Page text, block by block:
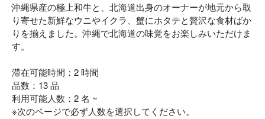
沖縄県産の極上和牛と、北海道出身のオーナーが地元から取
り寄せた新鮮なウニやイクラ、蟹にホタテと贅沢な食材ばか
りを揃えました。沖縄で北海道の味覚をお楽しみいただけま
す。
滞在可能時間：2 時間
品数：13 品
利用可能人数：2 名 ~
※次のページで必ず人数を選択してください。